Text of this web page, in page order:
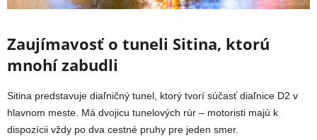
Zaujímavosť o tuneli Sitina, ktorú
mnohí zabudli
Sitina predstavuje diaľničný tunel, ktorý tvorí súčasť diaľnice D2 v
hlavnom meste. Má dvojicu tunelových rúr – motoristi majú k
dispozícii vždy po dva cestné pruhy pre jeden smer.